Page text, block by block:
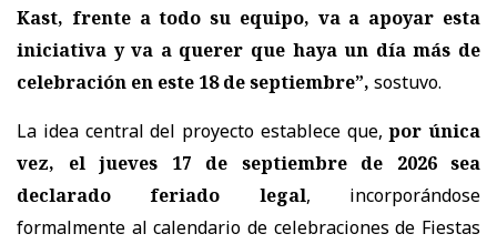
Kast, frente a todo su equipo, va a apoyar esta
iniciativa y va a querer que haya un día más de
celebración en este 18 de septiembre”, sostuvo.
La idea central del proyecto establece que,por única
vez, el jueves 17 de septiembre de 2026 sea
declarado feriado legal, incorporándose
formalmente al calendario de celebraciones de Fiestas